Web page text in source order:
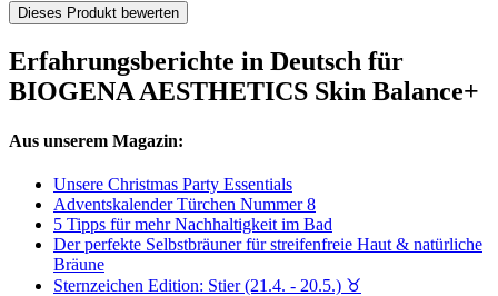
Dieses Produkt bewerten
Erfahrungsberichte in Deutsch für
BIOGENA AESTHETICS Skin Balance+
Aus unserem Magazin:
Unsere Christmas Party Essentials
Adventskalender Türchen Nummer 8
5 Tipps für mehr Nachhaltigkeit im Bad
Der perfekte Selbstbräuner für streifenfreie Haut & natürliche
Bräune
Sternzeichen Edition: Stier (21.4. - 20.5.) ♉︎